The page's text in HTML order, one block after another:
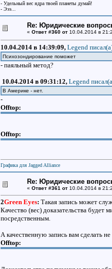
- Удельный вес ядра твоей планеты думай!
- Эээ...
Re: Юридические
« Ответ #360 от10.04.2014 в
10.04.2014 в 14:39:09, Legend
Психозондирование поможет
- паяльный метод?
10.04.2014 в 09:31:12, Legend
В Америке - нет.
-
Offtop:
Offtop:
Графика для Jagged Alliance
Re: Юридические
« Ответ #361 от10.04.2014 в
2Green Eyes: Такая запись может
Качество (вес) доказательства будет
посредственным.
А качественную запись вам сделать
Offtop: